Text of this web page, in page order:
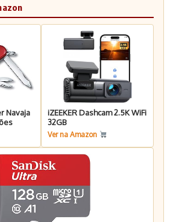
Navaja
iZEEKER Dashcam 2.5K WiFi
32GB
Ver na Amazon